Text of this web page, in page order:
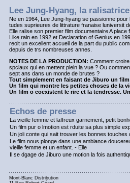
Lee Jung-Hyang, la ralisatrice
Ne en 1964, Lee Jung-hyang se passionne
tudes suprieures de littrature franaise luniversit
Elle ralise son premier film documentaire A
Like rain en 1992 et Declaration of Genius en
reoit un excellent accueil de la part du public
depuis de trs nombreuses annes.
NOTES DE LA PRODUCTION: Comment
spciaux qui en mettent plein la vue ? Ou
sept ans dans un monde de brutes ?
Tout simplement en faisant de Jiburo un
Un film qui montre les petites choses de la
Un film o coexistent le rire et la tendresse.
Echos de presse
La vieille femme et laffreux garnement, petit
Un film pur o lmotion est rduite sa plus simple
Un joli conte qui sait trouver les bonnes
Le film nous plonge dans une ambiance
vieille femme et un enfant. - Elle
Il se dgage de Jiburo une motion la fois
Mont-Blanc Distribution